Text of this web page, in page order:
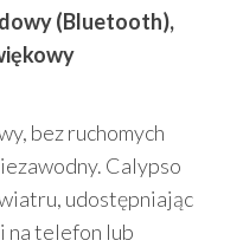
(Bluetooth),
bez ruchomych
Calypso
udostępniając
na telefon lub